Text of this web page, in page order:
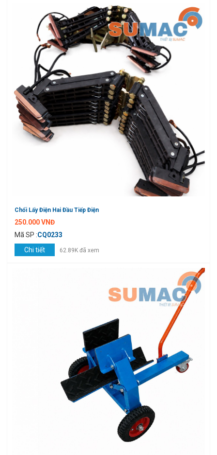
Chổi Lấy Điện Hai Đầu Tiếp Điện
250.000 VNĐ
Mã SP :CQ0233
Chi tiết
62.89K đã xem